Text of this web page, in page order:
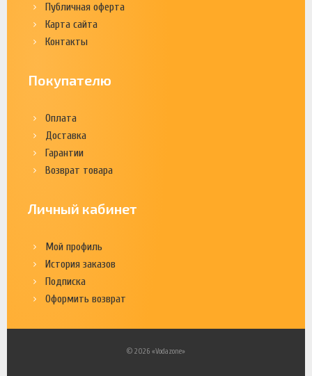
Публичная оферта
Карта сайта
Контакты
Покупателю
Оплата
Доставка
Гарантии
Возврат товара
Личный кабинет
Мой профиль
История заказов
Подписка
Оформить возврат
© 2026 «Vodazone»